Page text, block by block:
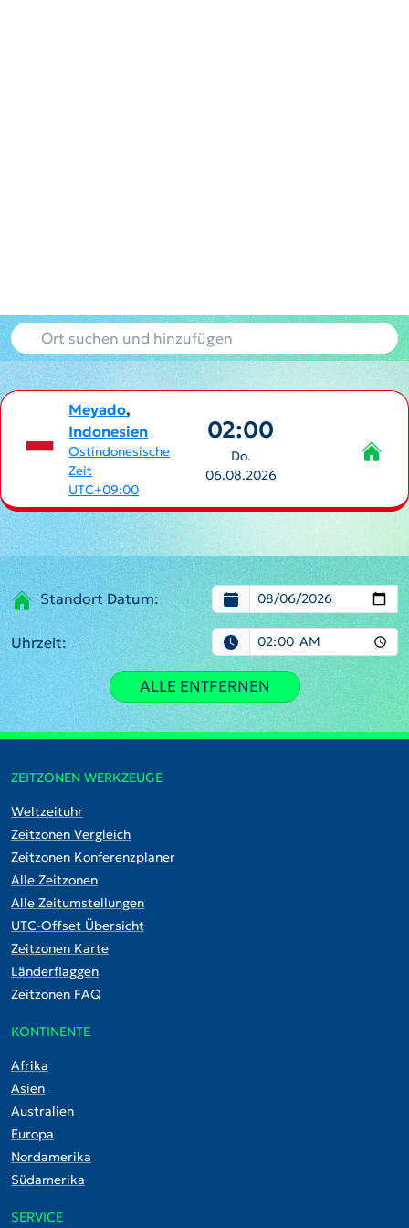
Meyado,
Indonesien
Ostindonesische
Zeit
UTC+09:00
02:00
Do.
06.08.2026
Standort Datum:
Uhrzeit:
ALLE ENTFERNEN
ZEITZONEN WERKZEUGE
Weltzeituhr
Zeitzonen Vergleich
Zeitzonen Konferenzplaner
Alle Zeitzonen
Alle Zeitumstellungen
UTC-Offset Übersicht
Zeitzonen Karte
Länderflaggen
Zeitzonen FAQ
KONTINENTE
Afrika
Asien
Australien
Europa
Nordamerika
Südamerika
SERVICE